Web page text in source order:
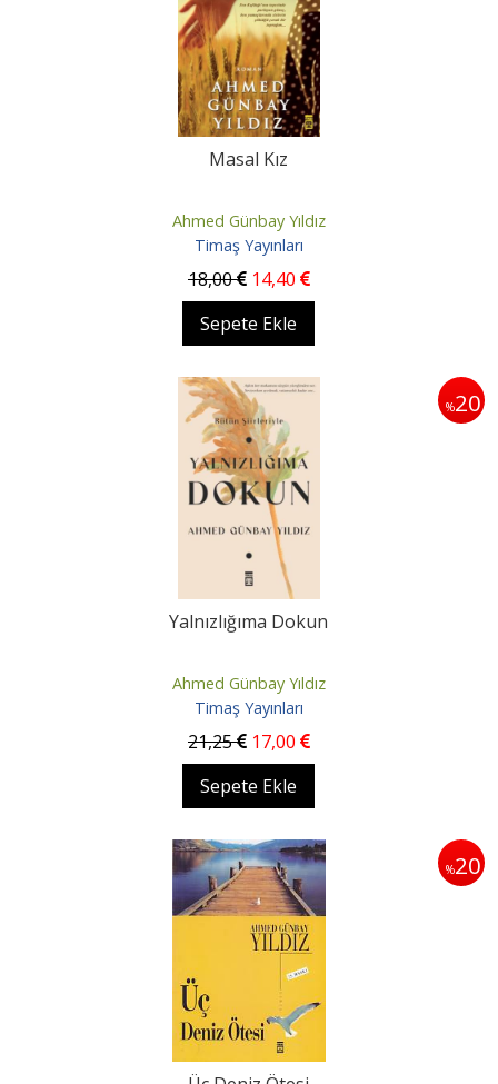
Masal Kız
Ahmed Günbay Yıldız
Timaş Yayınları
18,00 14,40
Sepete Ekle
%20
Yalnızlığıma Dokun
Ahmed Günbay Yıldız
Timaş Yayınları
21,25 17,00
Sepete Ekle
%20